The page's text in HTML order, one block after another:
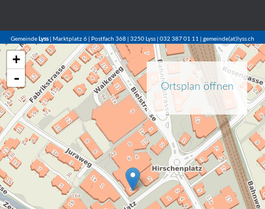
GemeindeLyss| Marktplatz 6 | Postfach 368 | 3250 Lyss | 032 387 01 11 | gemeinde(at)lyss.ch